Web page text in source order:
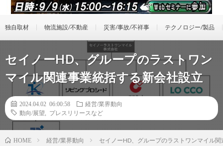
独自取材 物流施設/不動産 災害/事故/不祥事 テクノロジー/製品
セイノーHD、グループのラストワン
マイル関連事業統括する新会社設立
2024.04.02 06:00:58
経営/業界動向
動向/展望
プレスリリースなど
HOME 経営/業界動向 セイノーHD、グループのラストワンマイル